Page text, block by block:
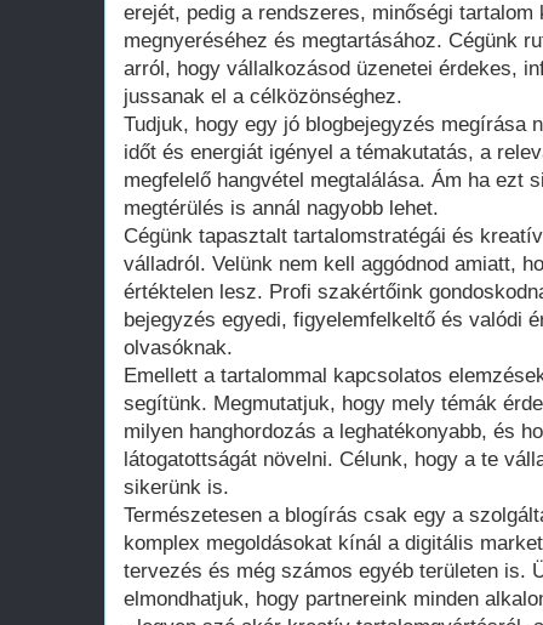
erejét, pedig a rendszeres, minőségi
megnyeréséhez és megtartásához. Cégünk
arról, hogy vállalkozásod üzenetei érdekes,
jussanak el a célközönséghez.
Tudjuk, hogy egy jó blogbejegyzés megírása
időt és energiát igényel a témakutatás, a
megfelelő hangvétel megtalálása. Ám ha ezt
megtérülés is annál nagyobb lehet.
Cégünk tapasztalt tartalomstratégái és
válladról. Velünk nem kell aggódnod amiatt,
értéktelen lesz. Profi szakértőink
bejegyzés egyedi, figyelemfelkeltő és valódi
olvasóknak.
Emellett a tartalommal kapcsolatos
segítünk. Megmutatjuk, hogy mely témák
milyen hanghordozás a leghatékonyabb, és
látogatottságát növelni. Célunk, hogy a te
sikerünk is.
Természetesen a blogírás csak egy a
komplex megoldásokat kínál a digitális
tervezés és még számos egyéb területen is.
elmondhatjuk, hogy partnereink minden